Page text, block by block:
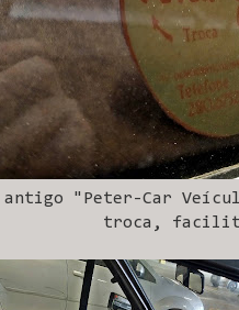
antigo "Peter-Car
troca,